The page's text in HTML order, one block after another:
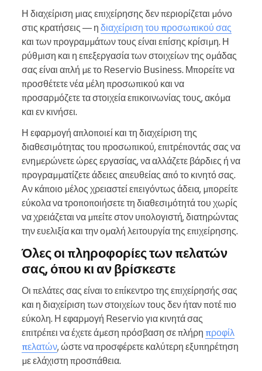
Η διαχείριση μιας επιχείρησης δεν περιορίζεται μόνο
στις κρατήσεις — η διαχείριση του προσωπικού σας
και των προγραμμάτων τους είναι επίσης κρίσιμη. Η
ρύθμιση και η επεξεργασία των στοιχείων της ομάδας
σας είναι απλή με το Reservio Business. Μπορείτε να
προσθέτετε νέα μέλη προσωπικού και να
προσαρμόζετε τα στοιχεία επικοινωνίας τους, ακόμα
και εν κινήσει.
Η εφαρμογή απλοποιεί και τη διαχείριση της
διαθεσιμότητας του προσωπικού, επιτρέποντάς σας να
ενημερώνετε ώρες εργασίας, να αλλάζετε βάρδιες ή να
προγραμματίζετε άδειες απευθείας από το κινητό σας.
Αν κάποιο μέλος χρειαστεί επειγόντως άδεια, μπορείτε
εύκολα να τροποποιήσετε τη διαθεσιμότητά του χωρίς
να χρειάζεται να μπείτε στον υπολογιστή, διατηρώντας
την ευελιξία και την ομαλή λειτουργία της επιχείρησης.
Όλες οι πληροφορίες των πελατών
σας, όπου κι αν βρίσκεστε
Οι πελάτες σας είναι το επίκεντρο της επιχείρησής σας
και η διαχείριση των στοιχείων τους δεν ήταν ποτέ πιο
εύκολη. Η εφαρμογή Reservio για κινητά σας
επιτρέπει να έχετε άμεση πρόσβαση σε πλήρη προφίλ
πελατών, ώστε να προσφέρετε καλύτερη εξυπηρέτηση
με ελάχιστη προσπάθεια.